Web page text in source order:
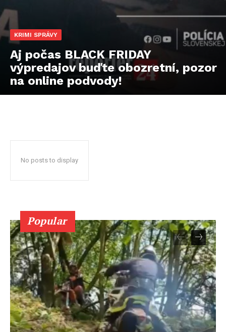
KRIMI SPRÁVY
Aj počas BLACK FRIDAY
výpredajov buďte obozretní, pozor
na online podvody!
No posts to display
Popular